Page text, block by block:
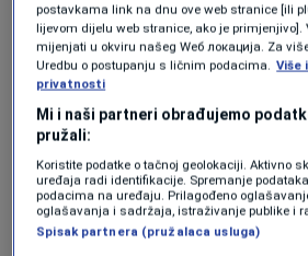
EKONOMSKI
građane BiH?
IGOR GAVRAN
Ekonomski stručnjak
Spremite se na
neopravdana
postavkama link na dnu ove web stranice [ili
lijevom dijelu web stranice, ako je primjenjivo].
mijenjati u okviru našeg Wеб локација. Za
Uredbu o postupanju s ličnim podacima. Više
privatnosti
Mi i naši partneri obrađujemo
pružali:
Koristite podatke o tačnoj geolokaciji. Aktivno
uređaja radi identifikacije. Spremanje
podacima na uređaju. Prilagođeno
oglašavanja i sadržaja, istraživanje publike i
Spisak partnera (pružalaca usluga)